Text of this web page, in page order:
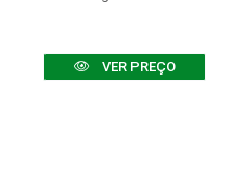
VER PREÇO